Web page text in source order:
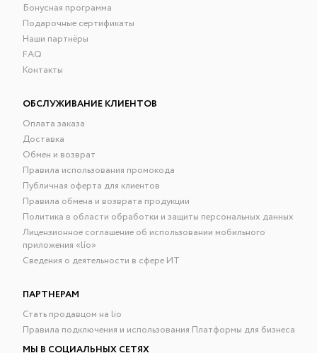
Бонусная программа
Подарочные сертификаты
Наши партнёры
FAQ
Контакты
ОБСЛУЖИВАНИЕ КЛИЕНТОВ
Оплата заказа
Доставка
Обмен и возврат
Правила использования промокода
Публичная оферта для клиентов
Правила обмена и возврата продукции
Политика в области обработки и защиты персональных данных
Лицензионное соглашение об использовании мобильного
приложения «lío»
Сведения о деятельности в сфере ИТ
ПАРТНЕРАМ
Стать продавцом на lio
Правила подключения и использования Платформы для бизнеса
МЫ В СОЦИАЛЬНЫХ СЕТЯХ